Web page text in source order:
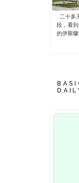
二十多
段，看
的伊斯